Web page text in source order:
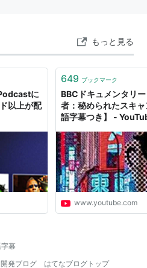
もっと見る
に
以上が配
649 ブックマーク
BBCドキュメンタリ
者：秘められたスキ
語字幕つき】 -
www.youtube.com
幕
開発ブログ はてなブログトップ